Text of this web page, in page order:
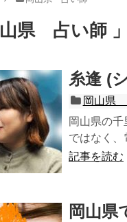
山県 占い師
糸逢 (
岡山県
岡山県の
ではなく、
記事を読む
岡山県